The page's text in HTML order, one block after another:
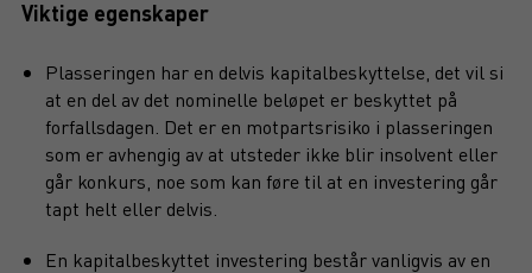
Viktige egenskaper
Plasseringen har en delvis kapitalbeskyttelse, det vil si
at en del av det nominelle beløpet er beskyttet på
forfallsdagen. Det er en motpartsrisiko i plasseringen
som er avhengig av at utsteder ikke blir insolvent eller
går konkurs, noe som kan føre til at en investering går
tapt helt eller delvis.
En kapitalbeskyttet investering består vanligvis av en